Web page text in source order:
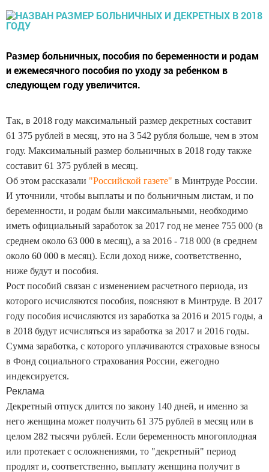
Размер больничных, пособия по беременности и родам
и ежемесячного пособия по уходу за ребенком в
следующем году увеличится.
Так, в 2018 году максимальный размер декретных составит
61 375 рублей в месяц, это на 3 542 рубля больше, чем в этом
году. Максимальный размер больничных в 2018 году также
составит 61 375 рублей в месяц.
Об этом рассказали "Российской газете" в Минтруде России.
И уточнили, чтобы выплаты и по больничным листам, и по
беременности, и родам были максимальными, необходимо
иметь официальный заработок за 2017 год не менее 755 000 (в
среднем около 63 000 в месяц), а за 2016 - 718 000 (в среднем
около 60 000 в месяц). Если доход ниже, соответственно,
ниже будут и пособия.
Рост пособий связан с изменением расчетного периода, из
которого исчисляются пособия, поясняют в Минтруде. В 2017
году пособия исчисляются из заработка за 2016 и 2015 годы, а
в 2018 будут исчисляться из заработка за 2017 и 2016 годы.
Сумма заработка, с которого уплачиваются страховые взносы
в Фонд социального страхования России, ежегодно
индексируется.
Реклама
Декретный отпуск длится по закону 140 дней, и именно за
него женщина может получить 61 375 рублей в месяц или в
целом 282 тысячи рублей. Если беременность многоплодная
или протекает с осложнениями, то "декретный" период
продлят и, соответственно, выплату женщина получит в